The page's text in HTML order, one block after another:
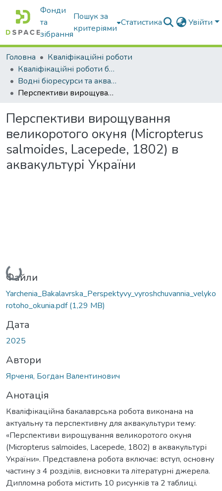
Фонди
та
зібрання
Пошук за
критеріями
Статистика Увійти
Головна
Кваліфікаційні роботи
Кваліфікаційні роботи бакалаврів
Водні біоресурси та аквакультура
Перспективи вирощування великоротого окуня (Micropterus salmoides, Lacеpеde, 1802) в аквакультурі України
Перспективи вирощування
великоротого окуня (Micropterus
salmoides, Lacеpеde, 1802) в
аквакультурі України
Вантажиться...
Файли
Yarchenia_Bakalavrska_Perspektyvy_vyroshchuvannia_velyko
rotoho_okunia.pdf(1,29 MB)
Дата
2025
Автори
Ярченя, Богдан Валентинович
Анотація
Кваліфікаційна бакалаврська робота виконана на
актуальну та перспективну для аквакультури тему:
«Перспективи вирощування великоротого окуня
(Micropterus salmoides, Lacеpеde, 1802) в аквакультурі
України». Представлена робота включає: вступ, основну
частину з 4 розділів, висновки та літературні джерела.
Дипломна робота містить 10 рисунків та 2 таблиці.